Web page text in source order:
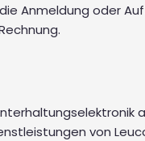
Anmeldung oder
von